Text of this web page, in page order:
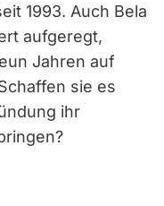
1993. Auch Bela
aufgeregt,
Jahren auf
sie es
ihr